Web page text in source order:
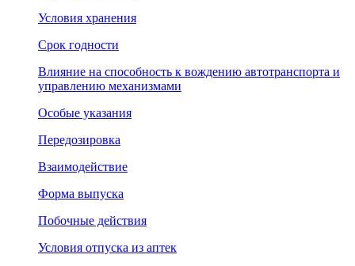
Условия хранения
Срок годности
Влияние на способность к вождению автотранспорта и
управлению механизмами
Особые указания
Передозировка
Взаимодействие
Форма выпуска
Побочные действия
Условия отпуска из аптек